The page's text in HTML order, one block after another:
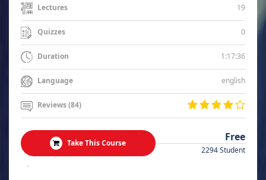
Lectures 19
Quizzes 0
Duration 1:17:36
Language english
Reviews (84)
Take This Course Free
2294 Student
.